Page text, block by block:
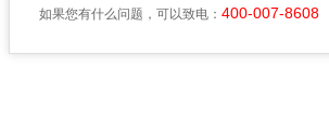
如果您有什么问题，可以致电： 400-007-8608